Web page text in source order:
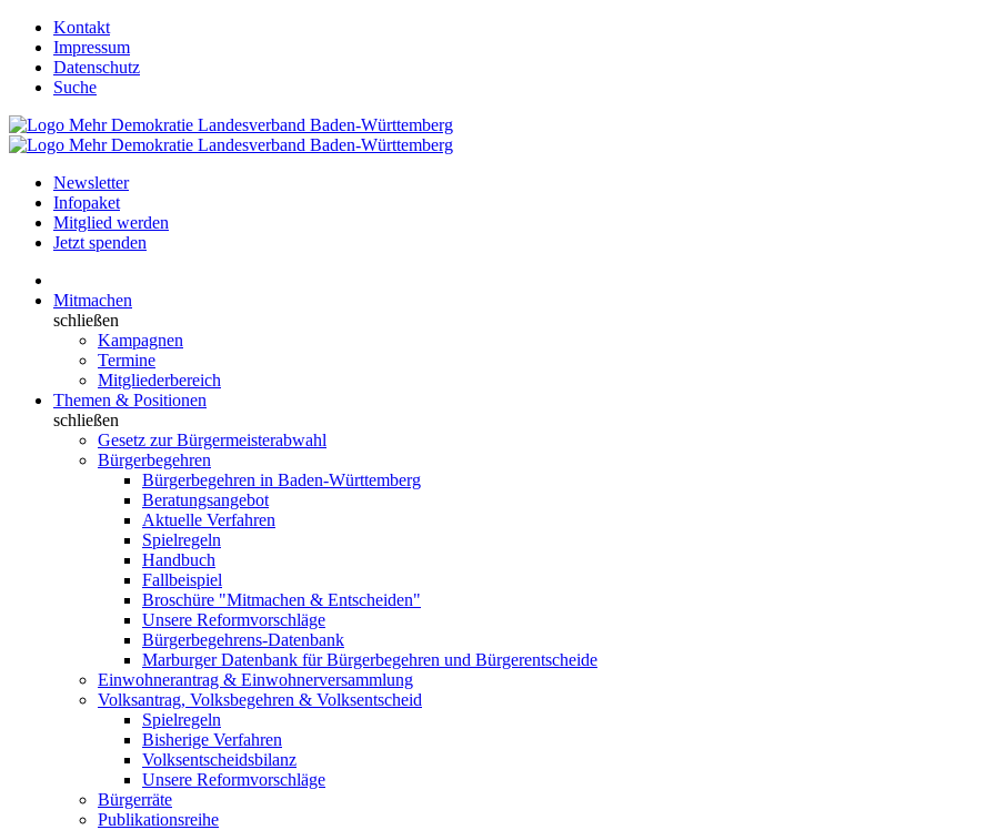
Kontakt
Impressum
Datenschutz
Suche
Newsletter
Infopaket
Mitglied werden
Jetzt spenden
Mitmachen
schließen
Kampagnen
Termine
Mitgliederbereich
Themen & Positionen
schließen
Gesetz zur Bürgermeisterabwahl
Bürgerbegehren
Bürgerbegehren in Baden-Württemberg
Beratungsangebot
Aktuelle Verfahren
Spielregeln
Handbuch
Fallbeispiel
Broschüre "Mitmachen & Entscheiden"
Unsere Reformvorschläge
Bürgerbegehrens-Datenbank
Marburger Datenbank für Bürgerbegehren und Bürgerentscheide
Einwohnerantrag & Einwohnerversammlung
Volksantrag, Volksbegehren & Volksentscheid
Spielregeln
Bisherige Verfahren
Volksentscheidsbilanz
Unsere Reformvorschläge
Bürgerräte
Publikationsreihe